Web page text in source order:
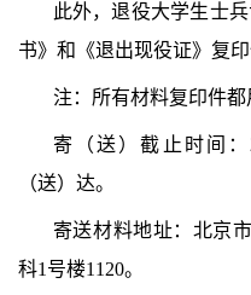
此外，退役大学生士
书》和《退出现役证》复印
注：所有材料复印件都
寄（送）截止时间：
（送）达。
寄送材料地址：北京
科1号楼1120。